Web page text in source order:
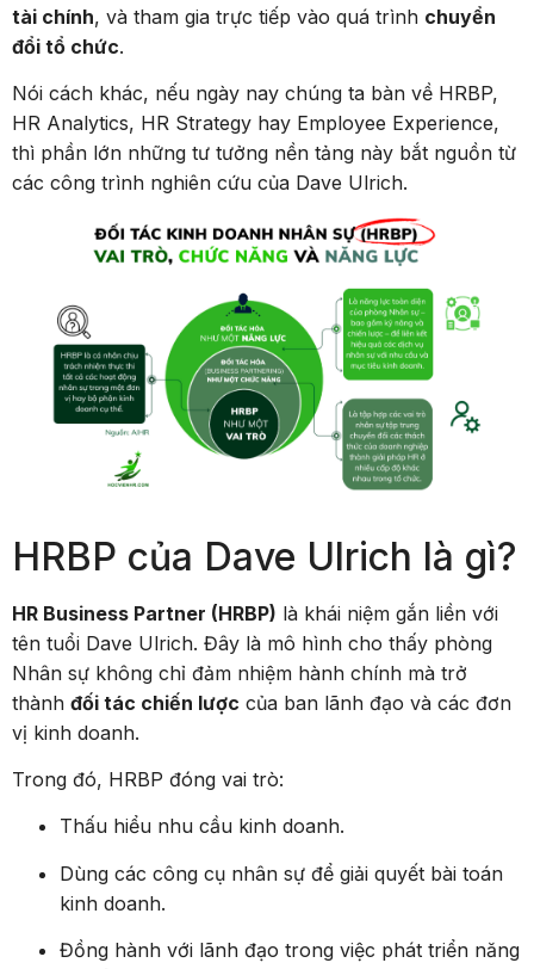
tài chính, và tham gia trực tiếp vào quá trình chuyển
đổi tổ chức.
Nói cách khác, nếu ngày nay chúng ta bàn về HRBP,
HR Analytics, HR Strategy hay Employee Experience,
thì phần lớn những tư tưởng nền tảng này bắt nguồn từ
các công trình nghiên cứu của Dave Ulrich.
HRBP của Dave Ulrich là gì?
HR Business Partner (HRBP) là khái niệm gắn liền với
tên tuổi Dave Ulrich. Đây là mô hình cho thấy phòng
Nhân sự không chỉ đảm nhiệm hành chính mà trở
thành đối tác chiến lược của ban lãnh đạo và các đơn
vị kinh doanh.
Trong đó, HRBP đóng vai trò:
Thấu hiểu nhu cầu kinh doanh.
Dùng các công cụ nhân sự để giải quyết bài toán
kinh doanh.
Đồng hành với lãnh đạo trong việc phát triển năng